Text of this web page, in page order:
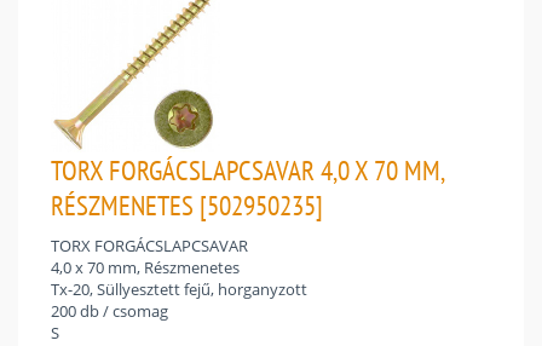
TORX FORGÁCSLAPCSAVAR 4,0 X 70 MM,
RÉSZMENETES [502950235]
TORX FORGÁCSLAPCSAVAR
4,0 x 70 mm, Részmenetes
Tx-20, Süllyesztett fejű, horganyzott
200 db / csomag
S